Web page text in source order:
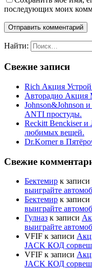
последующих моих
Найти:
Свежие записи
Rich Акция Устрой
Авторадио Акция
Johnson&Johnson
ANTI простуды.
Reckitt Benckiser и
любимых вещей.
Dr.Korner в
Свежие
Бектемир к записи
выиграйте
Бектемир к записи
выиграйте
Гулназ к записи
выиграйте
VFIF к записи
JACK КОД
VFIF к записи
JACK КОД